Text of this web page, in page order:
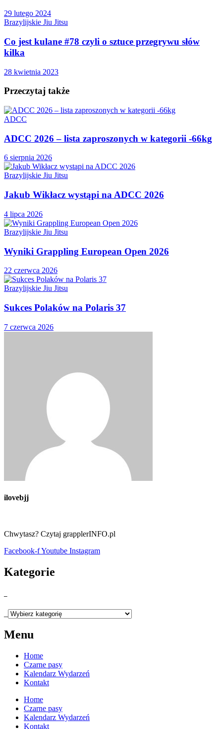
29 lutego 2024
Brazylijskie Jiu Jitsu
Co jest kulane #78 czyli o sztuce przegrywu słów
kilka
28 kwietnia 2023
Przeczytaj także
ADCC
ADCC 2026 – lista zaproszonych w kategorii -66kg
6 sierpnia 2026
Brazylijskie Jiu Jitsu
Jakub Wikłacz wystąpi na ADCC 2026
4 lipca 2026
Brazylijskie Jiu Jitsu
Wyniki Grappling European Open 2026
22 czerwca 2026
Brazylijskie Jiu Jitsu
Sukces Polaków na Polaris 37
7 czerwca 2026
ilovebjj
Chwytasz? Czytaj grapplerINFO.pl
Facebook-fYoutube Instagram
Kategorie
Menu
Home
Czarne pasy
Kalendarz Wydarzeń
Kontakt
Home
Czarne pasy
Kalendarz Wydarzeń
Kontakt